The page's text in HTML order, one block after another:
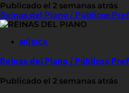
Publicado el 2 semanas atrás
Reinas del Piano / Públicos
MÚSICA
Reinas del Piano / Públicos
Publicado el 2 semanas atrás